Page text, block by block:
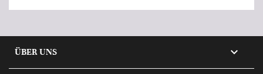
ÜBER UNS 